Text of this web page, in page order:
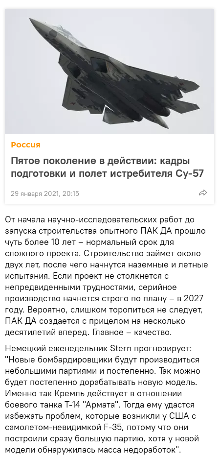
Россия
Пятое поколение в действии: кадры
подготовки и полет истребителя Су-57
29 января 2021, 20:15
От начала научно-исследовательских работ до
запуска строительства опытного ПАК ДА прошло
чуть более 10 лет – нормальный срок для
сложного проекта. Строительство займет около
двух лет, после чего начнутся наземные и летные
испытания. Если проект не столкнется с
непредвиденными трудностями, серийное
производство начнется строго по плану – в 2027
году. Вероятно, слишком торопиться не следует,
ПАК ДА создается с прицелом на несколько
десятилетий вперед. Главное – качество.
Немецкий еженедельник Stern прогнозирует:
"Новые бомбардировщики будут производиться
небольшими партиями и постепенно. Так можно
будет постепенно дорабатывать новую модель.
Именно так Кремль действует в отношении
боевого танка Т-14 "Армата". Тогда ему удастся
избежать проблем, которые возникли у США с
самолетом-невидимкой F-35, потому что они
построили сразу большую партию, хотя у новой
модели обнаружилась масса недоработок".